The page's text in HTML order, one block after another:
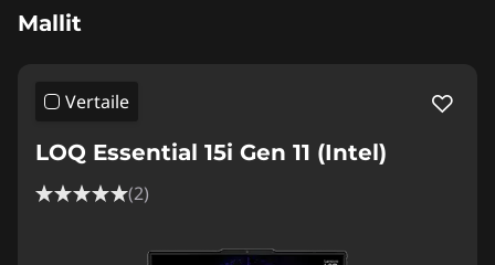
Mallit
Vertaile
LOQ Essential 15i Gen 11 (Intel)
(2)